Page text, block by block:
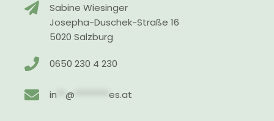
Sabine Wiesinger
Josepha-Duschek-Straße 16
5020 Salzburg
0650 230 4 230
in **@ ********es.at